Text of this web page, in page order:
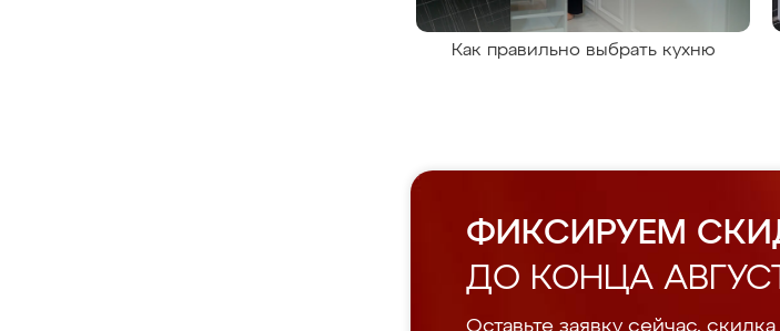
Как правильно выбрать кухню
ФИКСИРУЕМ
ДО КОНЦА
Оставьте заявку сейчас,